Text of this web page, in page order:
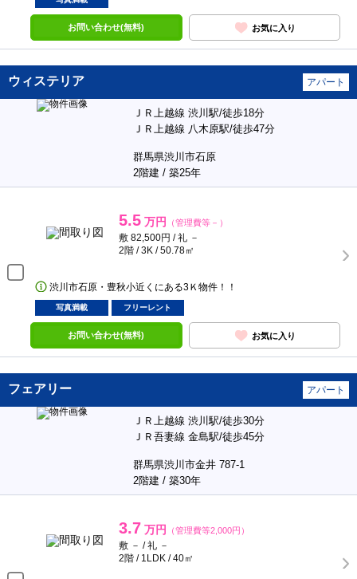
お問い合わせ(無料) お気に入り
ウィステリア アパート
ＪＲ上越線 渋川駅/徒歩18分
ＪＲ上越線 八木原駅/徒歩47分
群馬県渋川市石原
2階建 / 築25年
5.5 万円 （管理費等－）
敷 82,500円 / 礼 －
2階 / 3K / 50.78㎡
渋川市石原・豊秋小近くにある3Ｋ物件！！
写真満載 フリーレント
お問い合わせ(無料) お気に入り
フェアリー アパート
ＪＲ上越線 渋川駅/徒歩30分
ＪＲ吾妻線 金島駅/徒歩45分
群馬県渋川市金井 787-1
2階建 / 築30年
3.7 万円 （管理費等2,000円）
敷 － / 礼 －
2階 / 1LDK / 40㎡